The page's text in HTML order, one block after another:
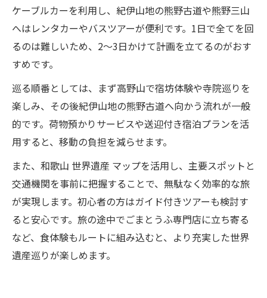
ケーブルカーを利用し、紀伊山地の熊野古道や熊野三山
へはレンタカーやバスツアーが便利です。1日で全てを回
るのは難しいため、2〜3日かけて計画を立てるのがおす
すめです。
巡る順番としては、まず高野山で宿坊体験や寺院巡りを
楽しみ、その後紀伊山地の熊野古道へ向かう流れが一般
的です。荷物預かりサービスや送迎付き宿泊プランを活
用すると、移動の負担を減らせます。
また、和歌山 世界遺産 マップを活用し、主要スポットと
交通機関を事前に把握することで、無駄なく効率的な旅
が実現します。初心者の方はガイド付きツアーも検討す
ると安心です。旅の途中でごまとうふ専門店に立ち寄る
など、食体験もルートに組み込むと、より充実した世界
遺産巡りが楽しめます。